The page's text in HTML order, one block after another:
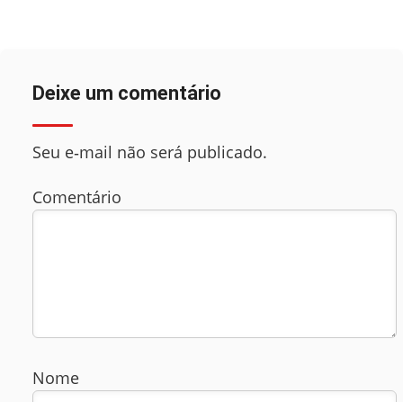
Deixe um comentário
Seu e‑mail não será publicado.
Comentário
Nome